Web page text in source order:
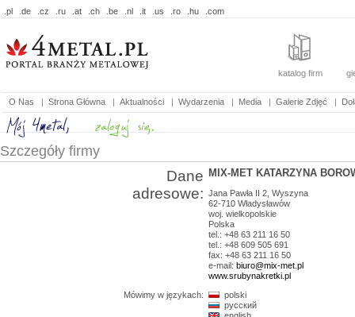
.pl .de .cz .ru .at .ch .be .nl .it .us .ro .hu .com
katalog firm
O Nas | Strona Główna | Aktualności | Wydarzenia | Media | Galerie Zdjęć |
Szczegóły firmy
Dane
adresowe:
MIX-MET KATARZYNA
Jana Pawła II 2, Wyszyna
62-710 Władysławów
woj. wielkopolskie
Polska
tel.: +48 63 211 16 50
tel.: +48 609 505 691
fax: +48 63 211 16 50
e-mail: biuro@mix-met.pl
www.srubynakretki.pl
Mówimy w językach:
polski
русский